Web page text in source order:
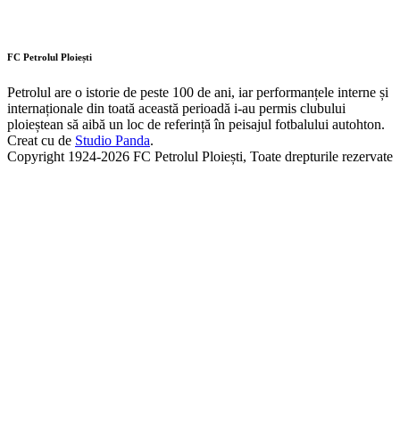
FC Petrolul Ploiești
Petrolul are o istorie de peste 100 de ani, iar performanțele interne și
internaționale din toată această perioadă i-au permis clubului
ploieștean să aibă un loc de referință în peisajul fotbalului autohton.
Creat cu de Studio Panda.
Copyright 1924-2026 FC Petrolul Ploiești, Toate drepturile rezervate